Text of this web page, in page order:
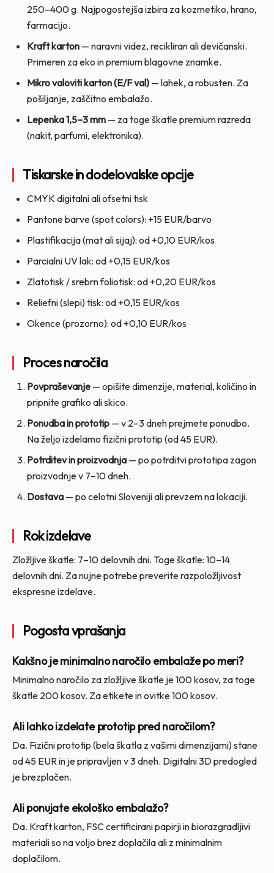
250–400 g. Najpogostejša izbira za kozmetiko, hrano,
farmacijo.
Kraft karton — naravni videz, recikliran ali devičanski.
Primeren za eko in premium blagovne znamke.
Mikro valoviti karton (E/F val) — lahek, a robusten. Za
pošiljanje, zaščitno embalažo.
Lepenka 1,5–3 mm — za toge škatle premium razreda
(nakit, parfumi, elektronika).
Tiskarske in dodelovalske opcije
CMYK digitalni ali ofsetni tisk
Pantone barve (spot colors): +15 EUR/barvo
Plastifikacija (mat ali sijaj): od +0,10 EUR/kos
Parcialni UV lak: od +0,15 EUR/kos
Zlatotisk / srebrn foliotisk: od +0,20 EUR/kos
Reliefni (slepi) tisk: od +0,15 EUR/kos
Okence (prozorno): od +0,10 EUR/kos
Proces naročila
Povpraševanje — opišite dimenzije, material, količino in
pripnite grafiko ali skico.
Ponudba in prototip — v 2–3 dneh prejmete ponudbo.
Na željo izdelamo fizični prototip (od 45 EUR).
Potrditev in proizvodnja — po potrditvi prototipa zagon
proizvodnje v 7–10 dneh.
Dostava — po celotni Sloveniji ali prevzem na lokaciji.
Rok izdelave
Zložljive škatle: 7–10 delovnih dni. Toge škatle: 10–14
delovnih dni. Za nujne potrebe preverite razpoložljivost
ekspresne izdelave.
Pogosta vprašanja
Kakšno je minimalno naročilo embalaže po meri?
Minimalno naročilo za zložljive škatle je 100 kosov, za toge
škatle 200 kosov. Za etikete in ovitke 100 kosov.
Ali lahko izdelate prototip pred naročilom?
Da. Fizični prototip (bela škatla z vašimi dimenzijami) stane
od 45 EUR in je pripravljen v 3 dneh. Digitalni 3D predogled
je brezplačen.
Ali ponujate ekološko embalažo?
Da. Kraft karton, FSC certificirani papirji in biorazgradljivi
materiali so na voljo brez doplačila ali z minimalnim
doplačilom.